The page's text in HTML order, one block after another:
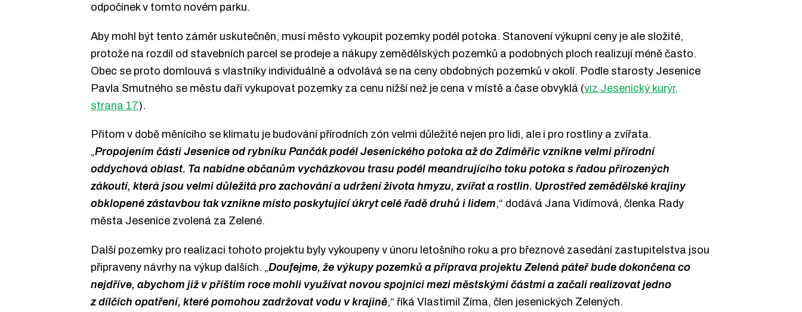
odpočinek v tomto novém parku.
Aby mohl být tento záměr uskutečněn, musí město vykoupit pozemky podél potoka. Stanovení výkupní ceny je ale složité,
protože na rozdíl od stavebních parcel se prodeje a nákupy zemědělských pozemků a podobných ploch realizují méně často.
Obec se proto domlouvá s vlastníky individuálně a odvolává se na ceny obdobných pozemků v okolí. Podle starosty Jesenice
Pavla Smutného se městu daří vykupovat pozemky za cenu nižší než je cena v místě a čase obvyklá (viz Jesenický kurýr,
strana 17).
Přitom v době měnícího se klimatu je budování přírodních zón velmi důležité nejen pro lidi, ale i pro rostliny a zvířata.
„Propojením části Jesenice od rybníku Pančák podél Jesenického potoka až do Zdiměřic vznikne velmi přírodní
oddychová oblast. Ta nabídne občanům vycházkovou trasu podél meandrujícího toku potoka s řadou přirozených
zákoutí, která jsou velmi důležitá pro zachování a udržení života hmyzu, zvířat a rostlin. Uprostřed zemědělské krajiny
obklopené zástavbou tak vznikne místo poskytující úkryt celé řadě druhů i lidem,“ dodává Jana Vidímová, členka Rady
města Jesenice zvolená za Zelené.
Další pozemky pro realizaci tohoto projektu byly vykoupeny v únoru letošního roku a pro březnové zasedání zastupitelstva jsou
připraveny návrhy na výkup dalších. „Doufejme, že výkupy pozemků a příprava projektu Zelená páteř bude dokončena co
nejdříve, abychom již v příštím roce mohli využívat novou spojnici mezi městskými částmi a začali realizovat jedno
z dílčích opatření, které pomohou zadržovat vodu v krajině,“ říká Vlastimil Zíma, člen jesenických Zelených.